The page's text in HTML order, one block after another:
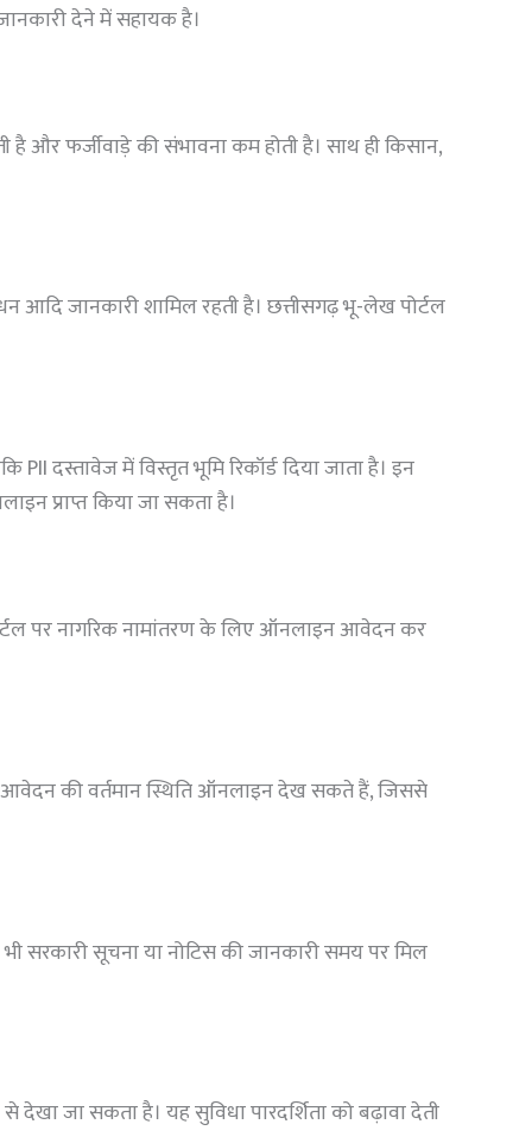
देने में सहायक है।
और फर्जीवाड़े की संभावना कम होती है। साथ ही किसान,
आदि जानकारी शामिल रहती है। छत्तीसगढ़ भू-लेख पोर्टल
दस्तावेज में विस्तृत भूमि रिकॉर्ड दिया जाता है। इन
प्राप्त किया जा सकता है।
पर नागरिक नामांतरण के लिए ऑनलाइन आवेदन कर
आवेदन की वर्तमान स्थिति ऑनलाइन देख सकते हैं, जिससे
सरकारी सूचना या नोटिस की जानकारी समय पर मिल
जा सकता है। यह सुविधा पारदर्शिता को बढ़ावा देती